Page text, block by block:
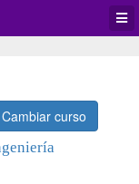
Cambiar curso